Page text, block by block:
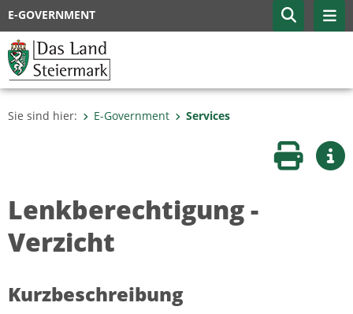
E-GOVERNMENT
Sie sind hier: E-Government Services
Seite
Lenkberechtigung -
Verzicht
Kurzbeschreibung